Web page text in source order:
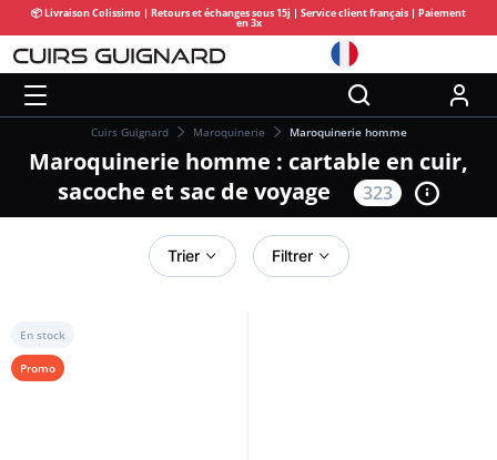
📦 Livraison Colissimo | Retours et échanges sous 15j | Service client français | Paiement
en 3x
Cuirs Guignard Maroquinerie Maroquinerie homme
Maroquinerie homme : cartable en cuir,
sacoche et sac de voyage
323
Trier Filtrer
En stock
Promo